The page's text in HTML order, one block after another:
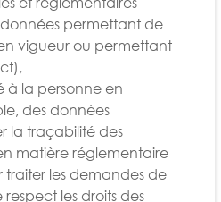
permettant de
vigueur ou permettant
à la personne en
des données
la traçabilité des
matière réglementaire
les demandes de
les droits des